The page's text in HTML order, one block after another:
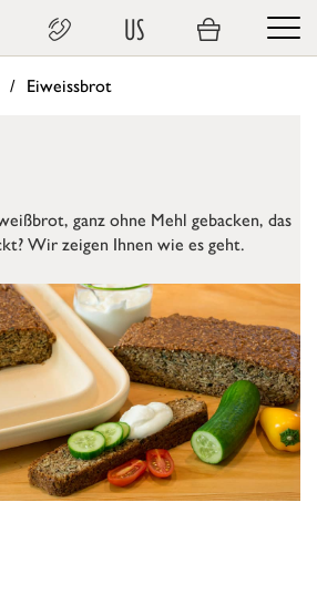
US
Eiweissbrot
ganz ohne Mehl gebacken, das
Wir zeigen Ihnen wie es geht.